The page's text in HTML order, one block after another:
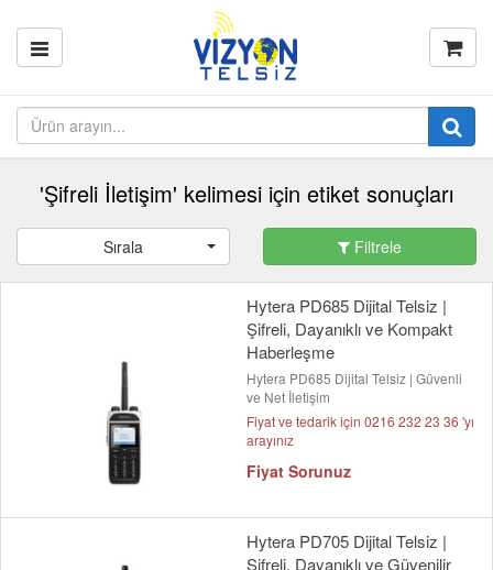
'Şifreli İletişim' kelimesi için etiket sonuçları
Sırala Filtrele
Hytera PD685 Dijital Telsiz |
Şifreli, Dayanıklı ve Kompakt
Haberleşme
Hytera PD685 Dijital Telsiz | Güvenli
ve Net İletişim
Fiyat ve tedarik için 0216 232 23 36 'yı
arayınız
Fiyat Sorunuz
Hytera PD705 Dijital Telsiz |
Şifreli, Dayanıklı ve Güvenilir